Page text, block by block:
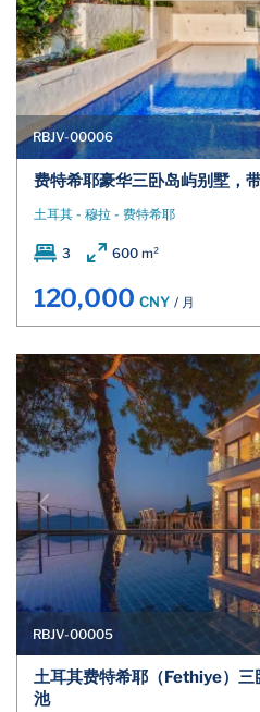
RBJV-00006
费特希耶豪华三卧岛屿别墅，
土耳其 - 穆拉 - 费特希耶
3 600 m²
120,000 CNY / 月
RBJV-00005
土耳其费特希耶（Fethiye）
池